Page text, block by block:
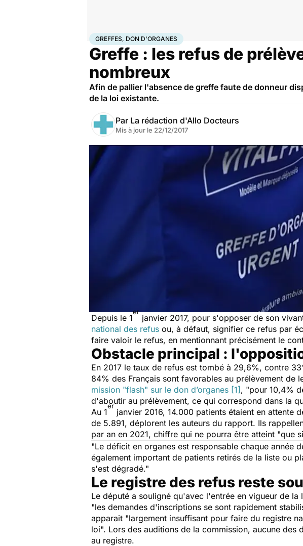
AccueilSantéGreffes, don d'organes
GREFFES, DON D'ORGANES
Greffe : les refus de
nombreux
Afin de pallier l'absence de greffe faute de donneur
de la loi existante.
Par La rédaction d'Allo Docteurs
Mis à jour le 22/12/2017
Depuis le 1
er
janvier 2017, pour s'opposer de son
national des refus ou, à défaut, signifier ce refus par
faire valoir le refus, en mentionnant précisément le
Obstacle principal :
En 2017 le taux de refus est tombé à 29,6%, contre
84% des Français sont favorables au prélèvement de
mission "flash" sur le don d’organes [1] , "pour 10,4%
d'aboutir au prélèvement, ce qui correspond dans la
Au 1
er
janvier 2016, 14.000 patients étaient en attente
de 5.891, déplorent les auteurs du rapport. Ils
par an en 2021, chiffre qui ne pourra être atteint "que
"Le déficit en organes est responsable chaque année
également important de patients retirés de la liste ou
s'est dégradé."
Le registre des refus reste
Le député a souligné qu'avec l'entrée en vigueur de
"les demandes d'inscriptions se sont rapidement
apparait "largement insuffisant pour faire du registre
loi". Lors des auditions de la commission, aucune
au registre.